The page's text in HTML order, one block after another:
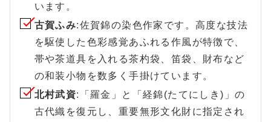
います。
古賀ふみ:佐賀錦の染色作家です。高度な技法
を駆使した色彩感覚あふれる作風が特徴で、
帯や茶道具を入れる茶杓袋、笛袋、財布など
の和装小物を数多く手掛けています。
北村武資:「羅金」と「経錦(たてにしき)」の
古代織を復元し、重要無形文化財に指定され